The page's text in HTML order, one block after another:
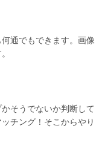
通でもできます。画像
そうでないか判断して
チング！そこからやり